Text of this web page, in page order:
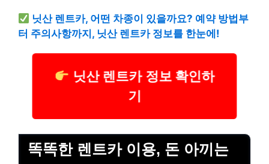
닛산 렌트카, 어떤 차종이 있을까요? 예약 방법부
터 주의사항까지, 닛산 렌트카 정보를 한눈에!
닛산 렌트카 정보 확인하
기
똑똑한 렌트카 이용, 돈 아끼는